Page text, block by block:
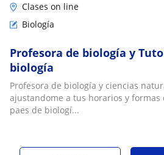
Clases on line
Biología
Profesora de biología y
biología
Profesora de biología y ciencias
ajustandome a tus horarios y formas
paes de biologí...